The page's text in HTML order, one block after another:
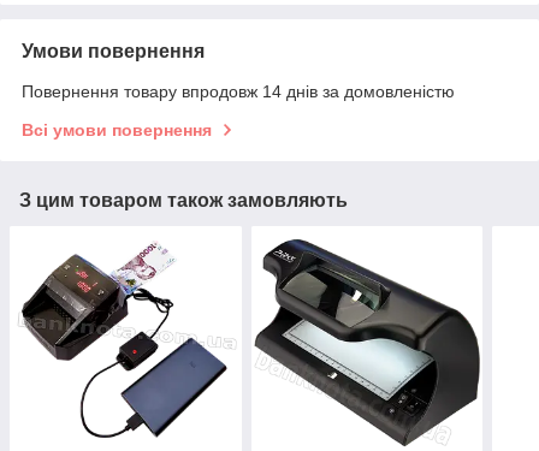
Умови повернення
Повернення товару впродовж 14 днів за домовленістю
Всі умови повернення
З цим товаром також замовляють